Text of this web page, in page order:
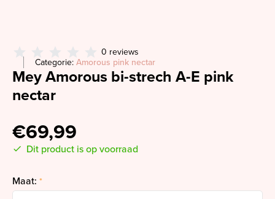
0 reviews
Categorie: Amorous pink nectar
Mey Amorous bi-strech A-E pink
nectar
€69,99
Dit product is op voorraad
Maat: *